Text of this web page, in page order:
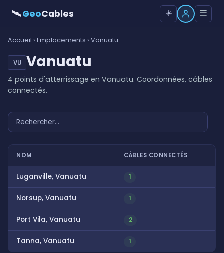
🛰GeoCables ☀️ ☰
Accueil › Emplacements › Vanuatu
VU Vanuatu
4 points d'atterrissage en Vanuatu. Coordonnées, câbles
connectés.
NOM CÂBLES CONNECTÉS
Luganville, Vanuatu 1
Norsup, Vanuatu 1
Port Vila, Vanuatu 2
Tanna, Vanuatu 1